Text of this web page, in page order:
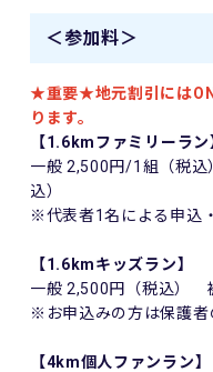
＜参加料＞
★重要★地元割引には
ります。
【1.6kmファミリーラン
一般 2,500円/1組（税
込）
※代表者1名による申込
【1.6kmキッズラン】
一般 2,500円（税込）
※お申込みの方は保護者
【4km個人ファンラン】